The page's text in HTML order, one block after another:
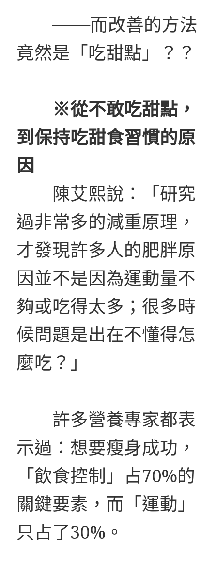
───而改善的方法
竟然是「吃甜點」？？
※從不敢吃甜點，
到保持吃甜食習慣的原
因
陳艾熙說：「研究
過非常多的減重原理，
才發現許多人的肥胖原
因並不是因為運動量不
夠或吃得太多；很多時
候問題是出在不懂得怎
麼吃？」
許多營養專家都表
示過：想要瘦身成功，
「飲食控制」占70%的
關鍵要素，而「運動」
只占了30%。